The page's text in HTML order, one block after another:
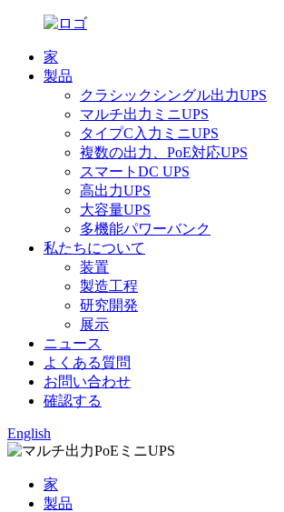
家
製品
クラシックシングル出力UPS
マルチ出力ミニUPS
タイプC入力ミニUPS
複数の出力、PoE対応UPS
スマートDC UPS
高出力UPS
大容量UPS
多機能パワーバンク
私たちについて
装置
製造工程
研究開発
展示
ニュース
よくある質問
お問い合わせ
確認する
English
家
製品